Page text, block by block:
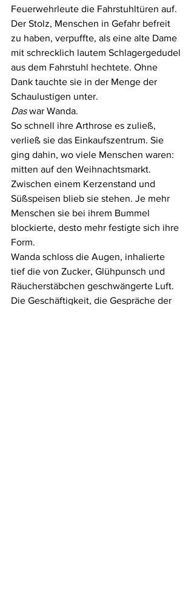
Feuerwehrleute die Fahrstuhltüren auf.
Der Stolz, Menschen in Gefahr befreit
zu haben, verpuffte, als eine alte Dame
mit schrecklich lautem Schlagergedudel
aus dem Fahrstuhl hechtete. Ohne
Dank tauchte sie in der Menge der
Schaulustigen unter.
Das war Wanda.
So schnell ihre Arthrose es zuließ,
verließ sie das Einkaufszentrum. Sie
ging dahin, wo viele Menschen waren:
mitten auf den Weihnachtsmarkt.
Zwischen einem Kerzenstand und
Süßspeisen blieb sie stehen. Je mehr
Menschen sie bei ihrem Bummel
blockierte, desto mehr festigte sich ihre
Form.
Wanda schloss die Augen, inhalierte
tief die von Zucker, Glühpunsch und
Räucherstäbchen geschwängerte Luft.
Die Geschäftigkeit, die Gespräche der